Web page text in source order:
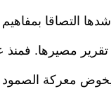
التصاقا
مصيرها. فمنذ
معركة الصمود